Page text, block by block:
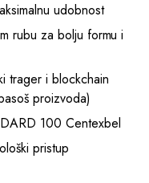
udobnost
rubu za bolju formu i
trager i blockchain
proizvoda)
100 Centexbel
pristup